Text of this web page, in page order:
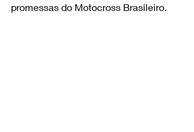
promessas do Motocross Brasileiro.